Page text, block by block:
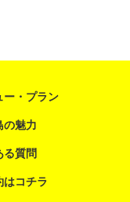
ー・プラン
の魅力
る質問
はコチラ